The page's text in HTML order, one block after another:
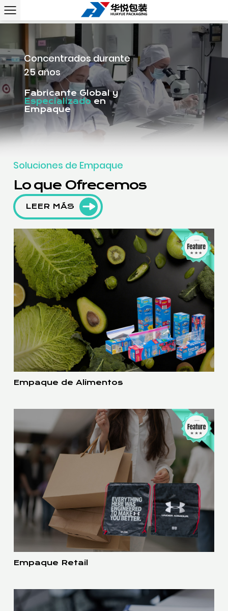
Concentrados durante
25 años
Fabricante Global y
Especializado en
Empaque
Soluciones de Empaque
Lo que Ofrecemos
LEER MÁS
Empaque de Alimentos
Empaque Retail